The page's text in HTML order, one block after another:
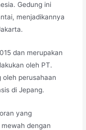
Gedung ini
menjadikannya
dan merupakan
oleh PT.
oleh perusahaan
di Jepang.
yang
dengan